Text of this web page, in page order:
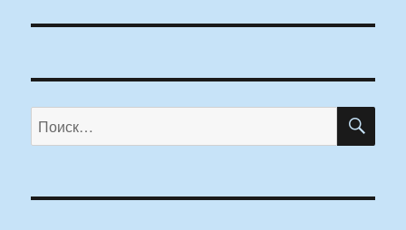
Искать: